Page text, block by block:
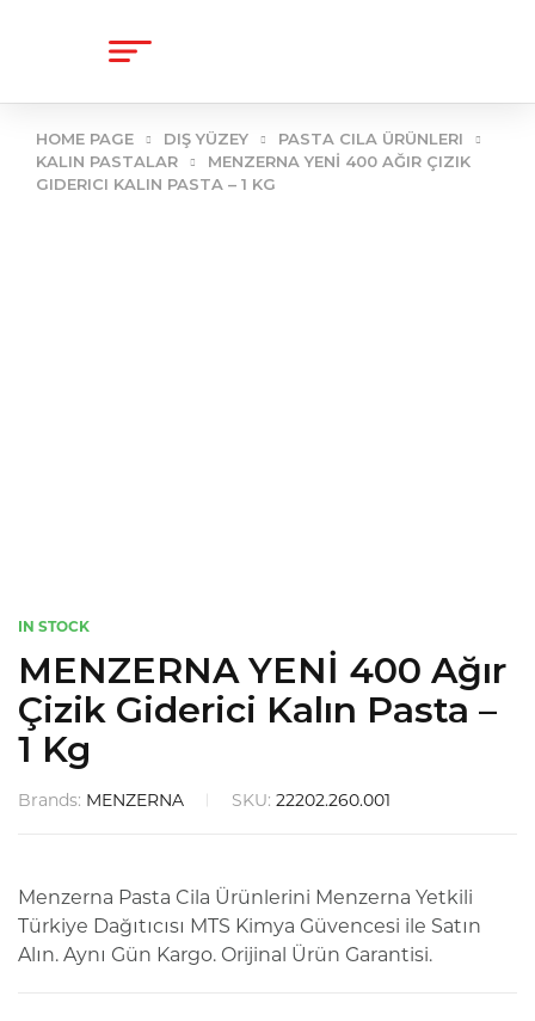
HOME PAGE DIŞ YÜZEY
PASTA CILA ÜRÜNLERI
KALIN PASTALAR
MENZERNA YENİ 400 AĞIR ÇIZIK
GIDERICI KALIN PASTA – 1 KG
IN STOCK
MENZERNA YENİ 400 Ağır
Çizik Giderici Kalın Pasta –
1 Kg
Brands: MENZERNA SKU: 22202.260.001
Menzerna Pasta Cila Ürünlerini Menzerna Yetkili
Türkiye Dağıtıcısı MTS Kimya Güvencesi ile Satın
Alın. Aynı Gün Kargo. Orijinal Ürün Garantisi.